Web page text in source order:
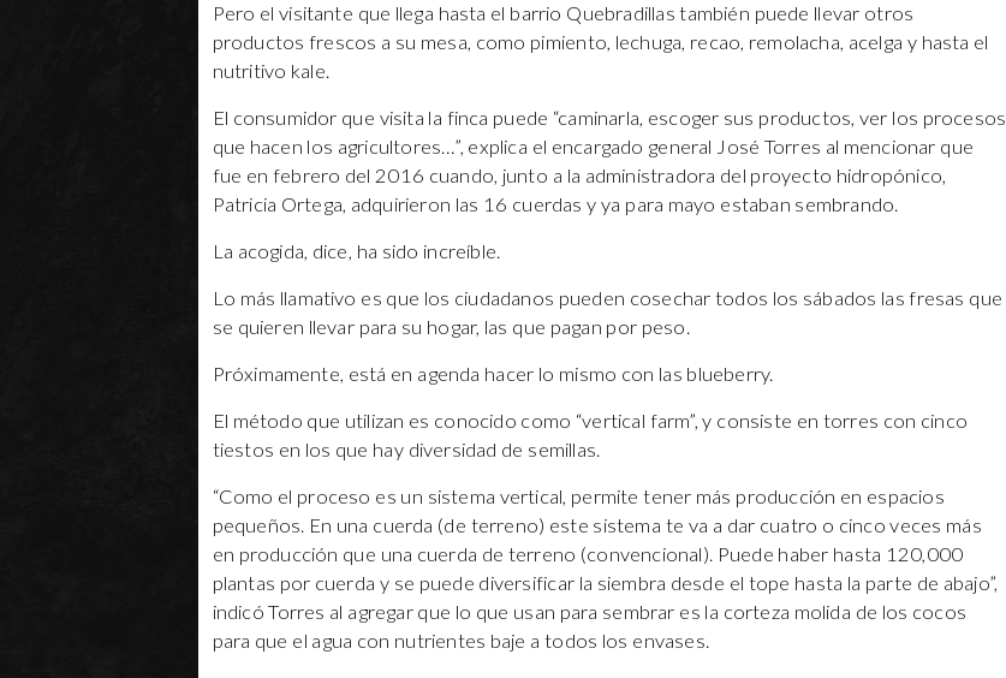
Pero el visitante que llega hasta el barrio Quebradillas también puede llevar otros
productos frescos a su mesa, como pimiento, lechuga, recao, remolacha, acelga y hasta el
nutritivo kale.
El consumidor que visita la finca puede “caminarla, escoger sus productos, ver los procesos
que hacen los agricultores…”, explica el encargado general José Torres al mencionar que
fue en febrero del 2016 cuando, junto a la administradora del proyecto hidropónico,
Patricia Ortega, adquirieron las 16 cuerdas y ya para mayo estaban sembrando.
La acogida, dice, ha sido increíble.
Lo más llamativo es que los ciudadanos pueden cosechar todos los sábados las fresas que
se quieren llevar para su hogar, las que pagan por peso.
Próximamente, está en agenda hacer lo mismo con las blueberry.
El método que utilizan es conocido como “vertical farm”, y consiste en torres con cinco
tiestos en los que hay diversidad de semillas.
“Como el proceso es un sistema vertical, permite tener más producción en espacios
pequeños. En una cuerda (de terreno) este sistema te va a dar cuatro o cinco veces más
en producción que una cuerda de terreno (convencional). Puede haber hasta 120,000
plantas por cuerda y se puede diversificar la siembra desde el tope hasta la parte de abajo”,
indicó Torres al agregar que lo que usan para sembrar es la corteza molida de los cocos
para que el agua con nutrientes baje a todos los envases.